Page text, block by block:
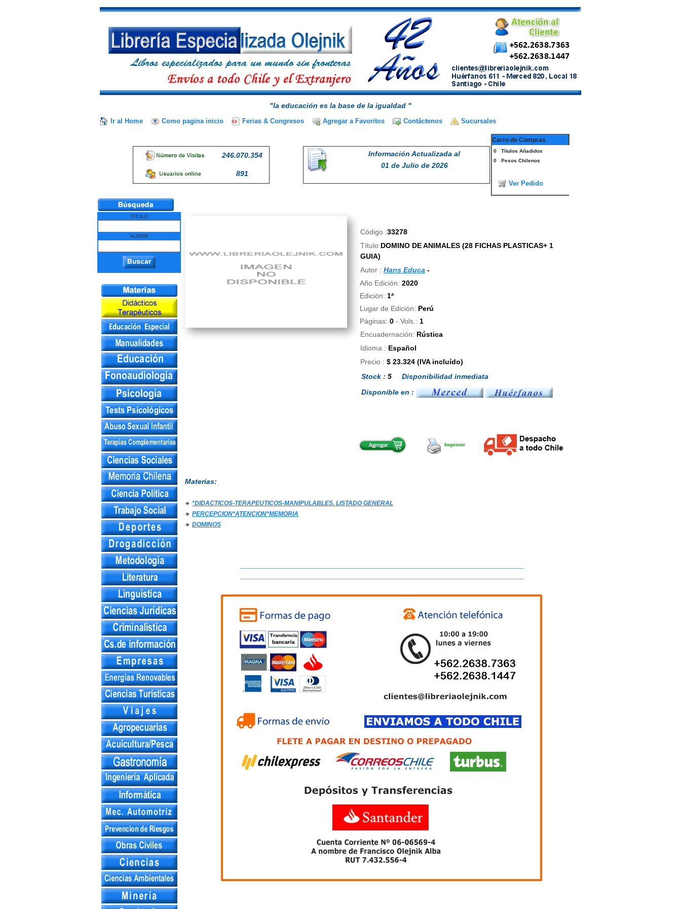
"la educación es la base de la igualdad "
Ir al Home Como pagina inicio Ferias & Congresos Agregar a Favoritos Contáctenos Sucursales
246.070.354
891
Información Actualizada al
01 de Julio de 2026
Carro de Compras
0 Títulos Añadidos
0 Pesos Chilenos
Ver Pedido
TITULO
AUTOR
Código :33278
Título:DOMINO DE ANIMALES (28 FICHAS PLASTICAS+ 1
GUIA)
Autor : Hans Educa -
Año Edición: 2020
Edición: 1ª
Lugar de Edición: Perú
Páginas: 0 - Vols.: 1
Encuadernación: Rústica
Idioma : Español
Precio : $ 23.324 (IVA incluído)
Stock : 5 Disponibilidad inmediata
Disponible en :
Imprimir
Materias:
*DIDACTICOS-TERAPEUTICOS-MANIPULABLES. LISTADO GENERAL
PERCEPCION*ATENCION*MEMORIA
DOMINOS